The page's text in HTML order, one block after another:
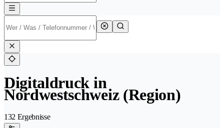
Digitaldruck in
Nordwestschweiz (Region)
132 Ergebnisse